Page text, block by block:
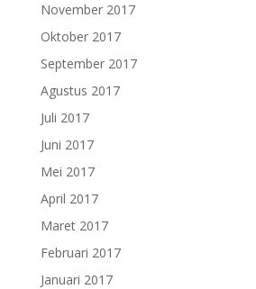
November 2017
Oktober 2017
September 2017
Agustus 2017
Juli 2017
Juni 2017
Mei 2017
April 2017
Maret 2017
Februari 2017
Januari 2017